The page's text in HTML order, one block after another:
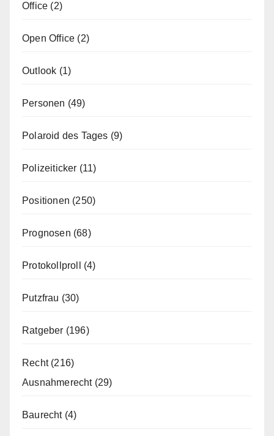
Office (2)
Open Office (2)
Outlook (1)
Personen (49)
Polaroid des Tages (9)
Polizeiticker (11)
Positionen (250)
Prognosen (68)
Protokollproll (4)
Putzfrau (30)
Ratgeber (196)
Recht(216)
Ausnahmerecht(29)
Baurecht(4)